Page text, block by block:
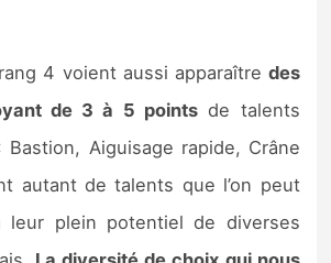
4 voient aussi apparaître des
de 3 à 5 points de talents
Aiguisage rapide, Crâne
autant de talents que l’on peut
leur plein potentiel de diverses